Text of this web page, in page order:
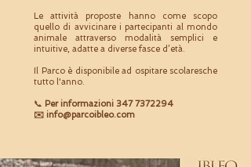
Le attività proposte hanno come scopo
quello di avvicinare i partecipanti al mondo
animale attraverso modalità semplici e
intuitive, adatte a diverse fasce d’età.
Il Parco è disponibile ad ospitare scolaresche
tutto l'anno.
📞 Per informazioni 347 7372294
✉️ info@parcoibleo.com